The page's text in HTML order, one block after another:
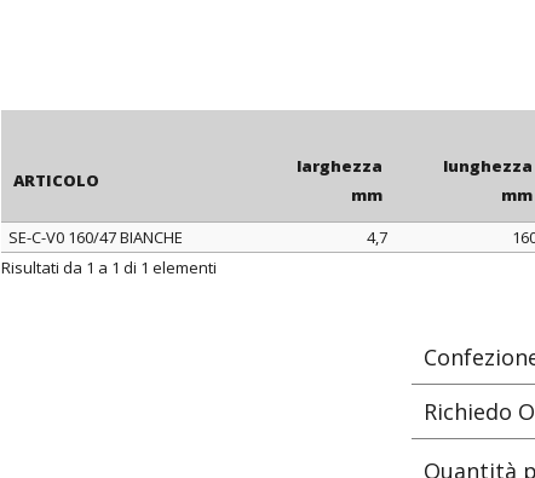
ARTICOLO
larghezza
mm
lunghezza
mm
ARTICOLO
SE-C-V0 160/47 BIANCHE 4,7
Risultati da 1 a 1 di 1 elementi
Richiedo
Quantità